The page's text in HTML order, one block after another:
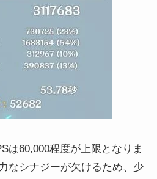
は60,000程度が上限となりま
なシナジーが欠けるため、少